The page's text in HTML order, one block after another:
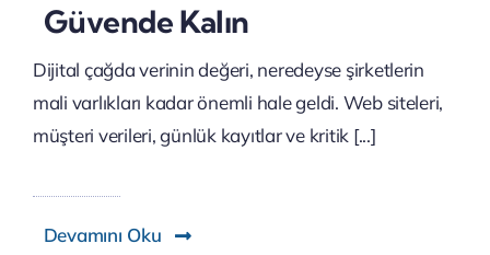
Güvende Kalın
Dijital çağda verinin değeri, neredeyse şirketlerin
mali varlıkları kadar önemli hale geldi. Web siteleri,
müşteri verileri, günlük kayıtlar ve kritik [...]
Devamını Oku